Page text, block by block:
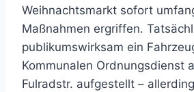
Weihnachtsmarkt sofort
Maßnahmen ergriffen.
publikumswirksam ein
Kommunalen Ordnungsdienst
Fulradstr. aufgestellt –